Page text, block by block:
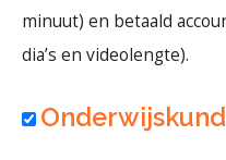
minuut) en betaald
dia’s en videolengte).